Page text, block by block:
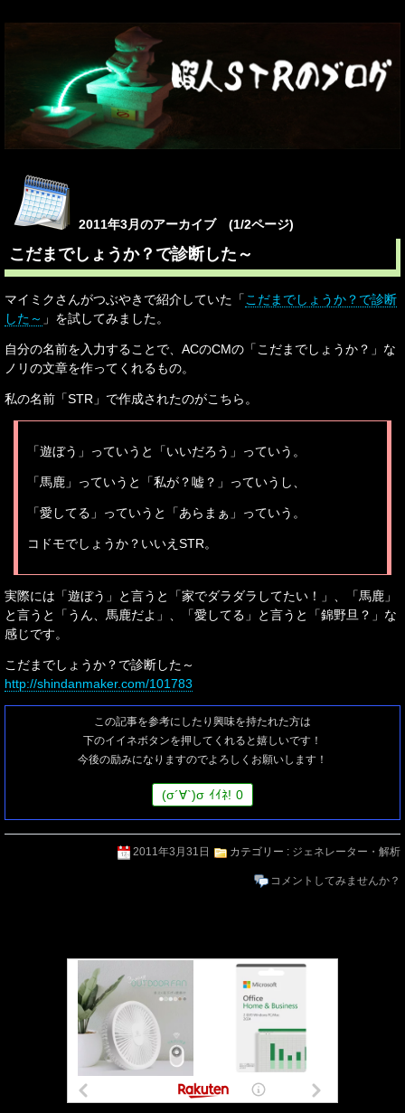
2011年3月のアーカイブ (1/2ページ)
こだまでしょうか？で診断した～
マイミクさんがつぶやきで紹介していた「 こだまでしょうか？で診断
した～ 」を試してみました。
自分の名前を入力することで、ACのCMの「こだまでしょうか？」な
ノリの文章を作ってくれるもの。
私の名前「STR」で作成されたのがこちら。
「遊ぼう」っていうと「いいだろう」っていう。
「馬鹿」っていうと「私が？嘘？」っていうし、
「愛してる」っていうと「あらまぁ」っていう。
コドモでしょうか？いいえSTR。
実際には「遊ぼう」と言うと「家でダラダラしてたい！」、「馬鹿」
と言うと「うん、馬鹿だよ」、「愛してる」と言うと「錦野旦？」な
感じです。
こだまでしょうか？で診断した～
http://shindanmaker.com/101783
この記事を参考にしたり興味を持たれた方は
下のイイネボタンを押してくれると嬉しいです！
今後の励みになりますのでよろしくお願いします！
(σ´∀`)σ ｲｲﾈ! 0
2011年3月31日 カテゴリー : ジェネレーター・解析
コメントしてみませんか？